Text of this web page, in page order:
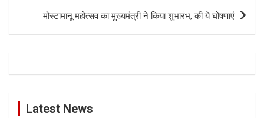
मोस्टामानू महोत्सव का मुख्यमंत्री ने किया शुभारंभ, की ये घोषणाएं
Latest News